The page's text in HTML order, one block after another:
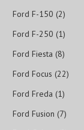
Ford F-150 (2)
Ford F-250 (1)
Ford Fiesta (8)
Ford Focus (22)
Ford Freda (1)
Ford Fusion (7)